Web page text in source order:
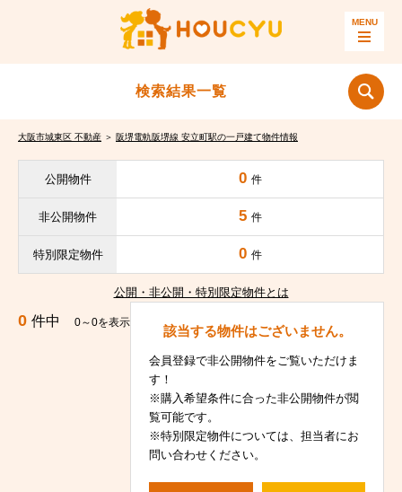
検索結果一覧
大阪市城東区 不動産 ＞ 阪堺電軌阪堺線 安立町駅の一戸建て物件情報
公開物件 0 件
非公開物件 5 件
特別限定物件 0 件
公開・非公開・特別限定物件とは
0 件中 0～0を表示
該当する物件はございません。
会員登録で非公開物件をご覧いただけま
す！
※購入希望条件に合った非公開物件が閲
覧可能です。
※特別限定物件については、担当者にお
問い合わせください。